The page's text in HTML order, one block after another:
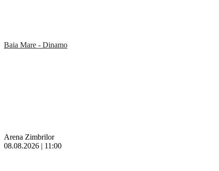
Baia Mare - Dinamo
Arena Zimbrilor
08.08.2026 | 11:00